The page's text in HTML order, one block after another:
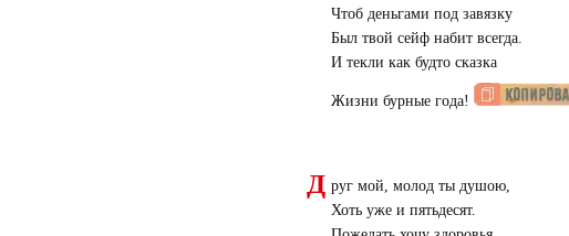
Чтоб деньгами под завязку
Был твой сейф набит всегда.
И текли как будто сказка
Жизни бурные года!
Д руг мой, молод ты душою,
Хоть уже и пятьдесят.